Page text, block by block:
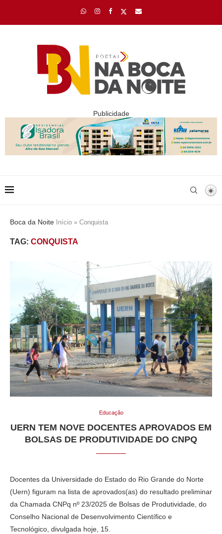
Publicidade
Boca da Noite Início » Conquista
TAG: CONQUISTA
Educação
UERN TEM NOVE DOCENTES APROVADOS EM
BOLSAS DE PRODUTIVIDADE DO CNPQ
Docentes da Universidade do Estado do Rio Grande do Norte
(Uern) figuram na lista de aprovados(as) do resultado preliminar
da Chamada CNPq nº 23/2025 de Bolsas de Produtividade, do
Conselho Nacional de Desenvolvimento Científico e
Tecnológico, divulgada hoje, 15.